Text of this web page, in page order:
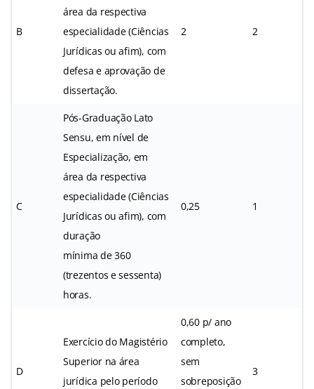
B
área da respectiva
especialidade (Ciências
Jurídicas ou afim), com
defesa e aprovação de
dissertação.
2 2
C
Pós-Graduação Lato
Sensu, em nível de
Especialização, em
área da respectiva
especialidade (Ciências
Jurídicas ou afim), com
duração
mínima de 360
(trezentos e sessenta)
horas.
0,25 1
D
Exercício do Magistério
Superior na área
jurídica pelo período
0,60 p/ ano
completo,
sem
sobreposição
3